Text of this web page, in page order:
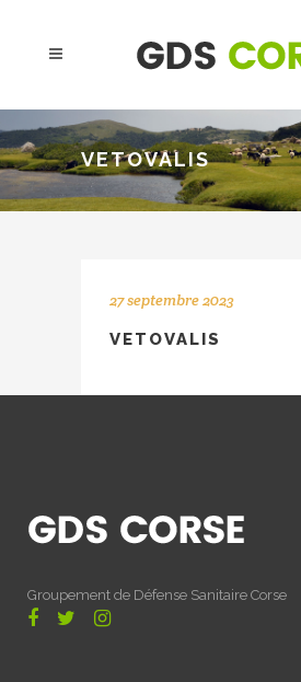
VETOVALIS
27 septembre 2023
VETOVALIS
Groupement de Défense Sanitaire Corse